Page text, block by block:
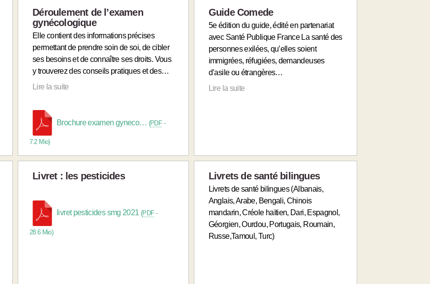
Déroulement de l’examen
gynécologique
Elle contient des informations précises
permettant de prendre soin de soi, de cibler
ses besoins et de connaître ses droits. Vous
y trouverez des conseils pratiques et des…
Lire la suite
Brochure examen gyneco… (PDF-
7.2 Mio)
Guide Comede
5e édition du guide, édité en partenariat
avec Santé Publique France La santé des
personnes exilées, qu’elles soient
immigrées, réfugiées, demandeuses
d’asile ou étrangères…
Lire la suite
Livret : les pesticides
livret pesticides smg 2021 (PDF-
28.6 Mio)
Livrets de santé bilingues
Livrets de santé bilingues (Albanais,
Anglais, Arabe, Bengali, Chinois
mandarin, Créole haïtien, Dari, Espagnol,
Géorgien, Ourdou, Portugais, Roumain,
Russe,Tamoul, Turc)